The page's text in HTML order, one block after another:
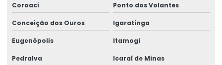
Coroaci Ponto dos Volantes
Conceição dos Ouros Igaratinga
Eugenópolis Itamogi
Pedralva Icaraí de Minas